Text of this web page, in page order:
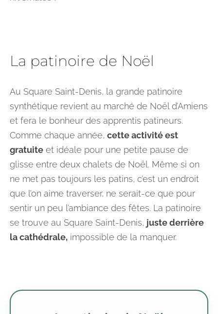
La patinoire de Noël
Au Square Saint-Denis, la grande patinoire
synthétique revient au marché de Noël d’Amiens
et fera le bonheur des apprentis patineurs.
Comme chaque année, cette activité est
gratuite et idéale pour une petite pause de
glisse entre deux chalets de Noël. Même si on
ne met pas toujours les patins, c’est un endroit
que l’on aime traverser, ne serait-ce que pour
sentir un peu l’ambiance des fêtes. La patinoire
se trouve au Square Saint-Denis, juste derrière
la cathédrale, impossible de la manquer.